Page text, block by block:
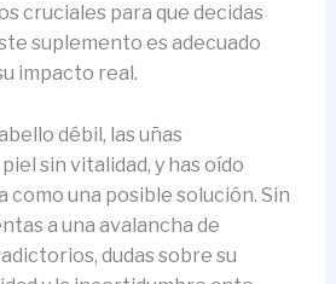
cruciales para que decidas
suplemento es adecuado
impacto real.
débil, las uñas
sin vitalidad, y has oído
como una posible solución. Sin
a una avalancha de
dudas sobre su